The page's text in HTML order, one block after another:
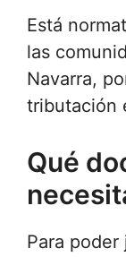
Está
las
Navarra,
tributación
Qué
Para